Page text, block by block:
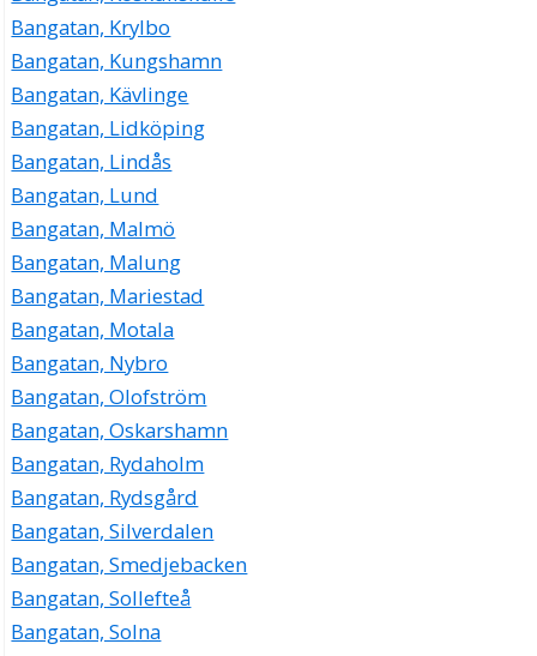
Bangatan, Krylbo
Bangatan, Kungshamn
Bangatan, Kävlinge
Bangatan, Lidköping
Bangatan, Lindås
Bangatan, Lund
Bangatan, Malmö
Bangatan, Malung
Bangatan, Mariestad
Bangatan, Motala
Bangatan, Nybro
Bangatan, Olofström
Bangatan, Oskarshamn
Bangatan, Rydaholm
Bangatan, Rydsgård
Bangatan, Silverdalen
Bangatan, Smedjebacken
Bangatan, Sollefteå
Bangatan, Solna